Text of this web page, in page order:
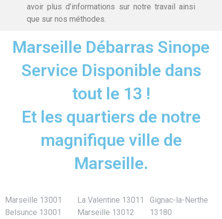
avoir plus d’informations sur notre travail ainsi
que sur nos méthodes.
Marseille Débarras Sinope
Service Disponible dans
tout le 13 !
Et les quartiers de notre
magnifique ville de
Marseille.
Marseille 13001
Belsunce 13001
La Valentine 13011
Marseille 13012
Gignac-la-Nerthe
13180